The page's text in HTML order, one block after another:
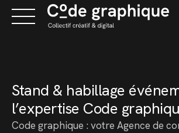
Stand & habillage
l’expertise Code
Code graphique : votre Agence de